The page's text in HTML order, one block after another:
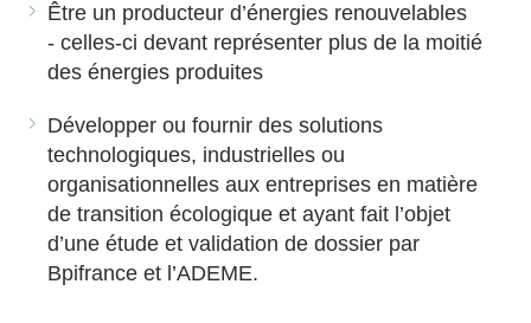
Être un producteur d’énergies renouvelables
- celles-ci devant représenter plus de la moitié
des énergies produites
Développer ou fournir des solutions
technologiques, industrielles ou
organisationnelles aux entreprises en matière
de transition écologique et ayant fait l’objet
d’une étude et validation de dossier par
Bpifrance et l’ADEME.